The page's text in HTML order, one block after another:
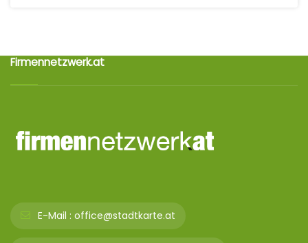
Firmennetzwerk.at
E-Mail : office@stadtkarte.at